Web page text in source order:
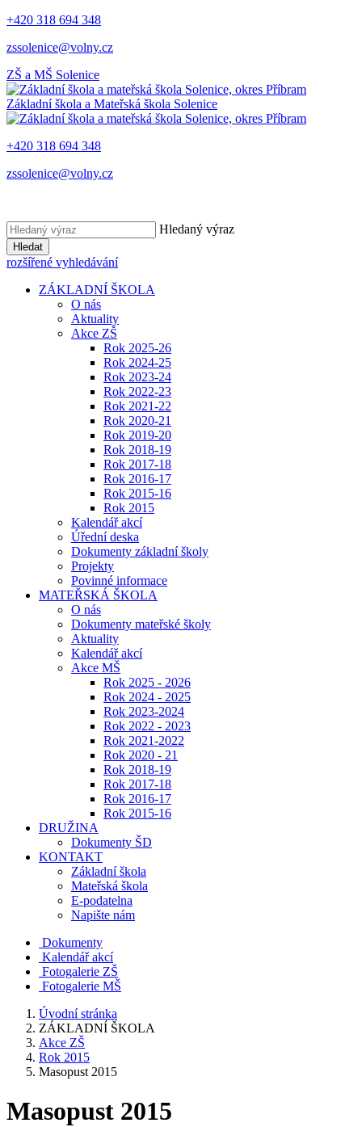
+420 318 694 348
zssolenice@volny.cz
ZŠ a MŠ Solenice
Základní škola a Mateřská škola Solenice
+420 318 694 348
zssolenice@volny.cz
Hledaný výraz
Hledat
rozšířené vyhledávání
ZÁKLADNÍ ŠKOLA
O nás
Aktuality
Akce ZŠ
Rok 2025-26
Rok 2024-25
Rok 2023-24
Rok 2022-23
Rok 2021-22
Rok 2020-21
Rok 2019-20
Rok 2018-19
Rok 2017-18
Rok 2016-17
Rok 2015-16
Rok 2015
Kalendář akcí
Úřední deska
Dokumenty základní školy
Projekty
Povinné informace
MATEŘSKÁ ŠKOLA
O nás
Dokumenty mateřské školy
Aktuality
Kalendář akcí
Akce MŠ
Rok 2025 - 2026
Rok 2024 - 2025
Rok 2023-2024
Rok 2022 - 2023
Rok 2021-2022
Rok 2020 - 21
Rok 2018-19
Rok 2017-18
Rok 2016-17
Rok 2015-16
DRUŽINA
Dokumenty ŠD
KONTAKT
Základní škola
Mateřská škola
E-podatelna
Napište nám
Dokumenty
Kalendář akcí
Fotogalerie ZŠ
Fotogalerie MŠ
Úvodní stránka
ZÁKLADNÍ ŠKOLA
Akce ZŠ
Rok 2015
Masopust 2015
Masopust 2015